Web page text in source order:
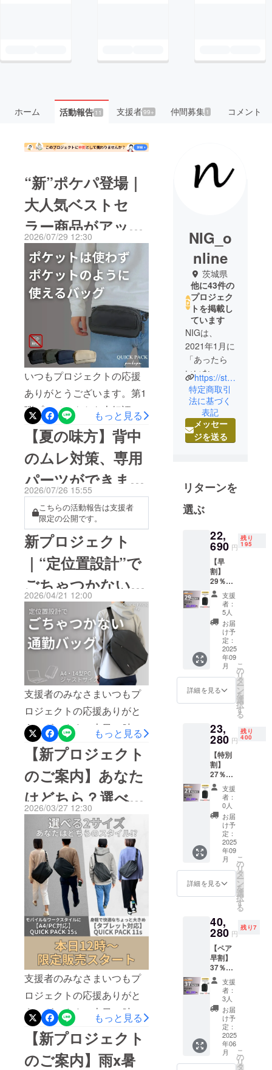
ホーム 活動報告11 支援者99+ 仲間募集 1 コメント
“新”ポケパ登場｜
大人気ベストセ
ラー商品がアップ
グレード
2026/07/29 12:30
いつもプロジェクトの応援
ありがとうございます。第1
弾プロジェクトを大好評で
終えた人気のバッグ「まる
でポケットのようなバッ
グ」が“さらに”進化しました
ユーザー総数35,000人
QUICK PACK シリーズの大
人気ベストセラー商品
【QUICK PACK pockepa】
に待望の新作が登場！●
「RFIDスキミング防止機
能」を追加 キャッシュレ
ス時代の“見えない不安”に、
しっかり備えます● ご要望
の多かった「カラー展開」
スタイルに合わせて、あな
たらしい「ちょうどいい」
をご用意”安心”と”選べる楽
しさ”がプラスされたアップ
グレードモデル‼【最大
27％OFFで公開】ぜひ
チェックしてみてくださ
い。【プロジェクトはこち
ら】↓ ↓ ↓https://camp-
fire.jp/projects/961141/
もっと見る
【夏の味方】背中
のムレ対策、専用
パーツができまし
た。
2026/07/26 15:55
こちらの活動報告は支援者
限定の公開です。
新プロジェクト
｜“定位置設計”で
ごちゃつかない通
勤バッグ
2026/04/21 12:00
支援者のみなさまいつもプ
ロジェクトの応援ありがと
うございます。本日12時よ
り35,000人のユーザーを抱
える人気のQUICK PACK シ
リーズから、【14インチPC
＆A4】ジャストサイズの通
勤バッグ～QUICK PACK
14s～が公開されました！仕
事や何気なく使うことの多
い「14型PC」や「A4書
類」がピッタリサイズ️。も
ちろん大きいだけのバッグ
ではなく、・取り出しやす
く探さない『定位置設
計』・スマホをサッと取り
出せる『スマポッケ』・拡
張できる『ドリンクポッ
ケ』など、日々の生活を快
適にする機能が満載！すで
にお使い頂いているユー
ザー様からは「仕事でもパ
もっと見る
【新プロジェクト
のご案内】あなた
はどちら？選べる
2サイズ同時公
開！
2026/03/27 12:30
支援者のみなさまいつもプ
ロジェクトの応援ありがと
うございます。本日12時よ
りあなたのワークライフを
快適にするボディバッグ「2
サイズ同時の限定販売」が
もっと見る
【新プロジェクト
のご案内】雨x暑
NIG_o
nline
茨城県
他に43件の
プロジェク
トを掲載し
ています
NIGは、
2021年1月に
「あったら
いいな」を
形にして日
本全国の皆
さんに届け
るべく発足
しました。
て間もない
からこそで
きるフット
お客様と対
話をしなが
ら商品を開
発すること
をモットー
に活動をし
ています。
より多くの
方々へ製品
の魅力を
知っていた
だけるよう
普及活動の
https://store.nigonline.com/
特定商取引
法に基づく
表記
メッセー
ジを送る
リターンを
選ぶ
22,
690 円
残り
195
【早
割】
29％OF
F
QUICK
PACK
officer
1個 ※
先着200
名限定※
早割 ：
22,690
円 (税
込・送
料込) カ
ラー：
ク 一般
販売予
定価
格：
32,000
円が
【29%
OFF】
9,310円
割引の
22,690
円でご
支援可
能で
す。 〇
本リ
ターン
発送予
定)の商
品とな
りま
す。 ※
消費税
込み ※
送料は
全国一
律無料
※ 割引
率は販
売予定
価格に
送料を
含む合
支援
者：
5人
お届
け予
定：
2025
年09
月
詳細を見る
こ
の
リ
タ
ー
ン
を
選
択
す
る
23,
280 円
残り
400
【特別
割】
27％OF
F
QUICK
PACK
officer
1個 ※
先着400
名限定※
特別割
23,280
円 (税
込・送
料込) カ
ブラッ
ク 一般
販売予
定価
格：
32,000
円が
【27%
OFF】
8,720円
割引の
23,280
円でご
支援可
能で
す。 〇
支援
者：
0人
お届
け予
定：
2025
年09
月
詳細を見る
こ
の
リ
タ
ー
ン
を
選
択
す
る
40,
280 円
残り7
【ペア
早割】
37％OF
F
QUICK
PACK
officer
2個 ※
先着10
名限定※
超早割
40,280
支援
者：
3人
お届
け予
定：
2025
年06
月
こ
の
リ
タ